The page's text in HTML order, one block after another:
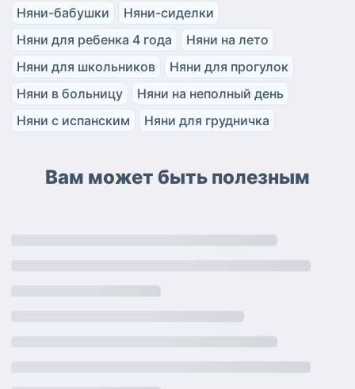
Няни-бабушки
Няни-сиделки
Няни для ребенка 4 года
Няни на лето
Няни для школьников
Няни для прогулок
Няни в больницу
Няни на неполный день
Няни с испанским
Няни для грудничка
Вам может быть полезным